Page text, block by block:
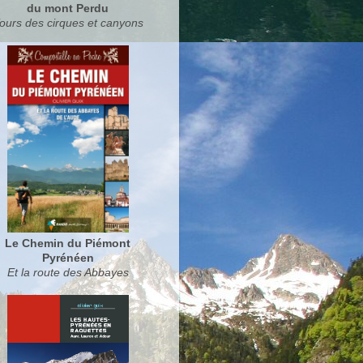
du mont Perdu
des cirques et canyons
Le Chemin du Piémont
Pyrénéen
Et la route des Abbayes